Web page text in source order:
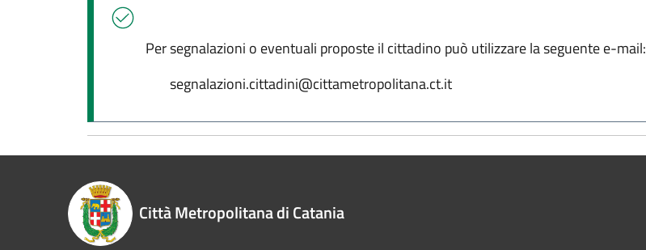
Per segnalazioni o eventuali proposte il cittadino può utilizzare la seguente e-mail:
segnalazioni.cittadini@cittametropolitana.ct.it
Città Metropolitana di Catania